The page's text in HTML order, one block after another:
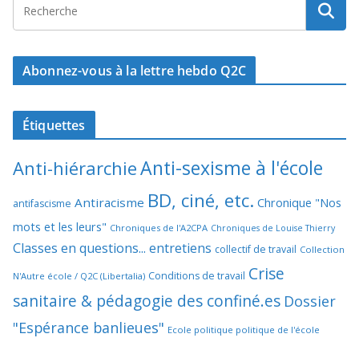
Abonnez-vous à la lettre hebdo Q2C
Étiquettes
Anti-hiérarchieAnti-sexisme à l'école
antifascisme Antiracisme BD, ciné, etc. Chronique "Nos
mots et les leurs" Chroniques de l'A2CPA Chroniques de Louise Thierry
Classes en questions... entretiens collectif de travail Collection
N'Autre école / Q2C (Libertalia) Conditions de travail Crise
sanitaire & pédagogie des confiné.es Dossier
"Espérance banlieues" Ecole politique politique de l'école